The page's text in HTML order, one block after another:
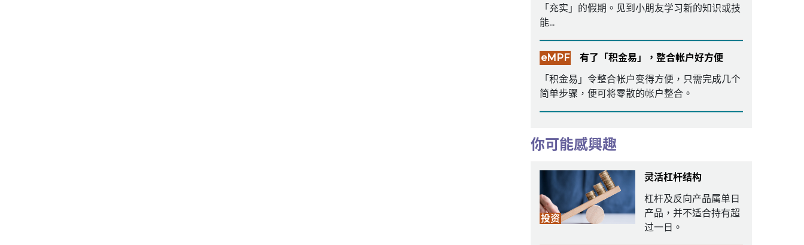
「充实」的假期。见到小朋友学习新的知识或技
能...
eMPF
有了「积金易」，整合帐户好方便
「积金易」令整合帐户变得方便，只需完成几个
简单步骤，便可将零散的帐户整合。
你可能感興趣
投资
灵活杠杆结构
杠杆及反向产品属单日
产品，并不适合持有超
过一日。